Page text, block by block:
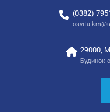
(0382)
osvita-
29000,
Будинок